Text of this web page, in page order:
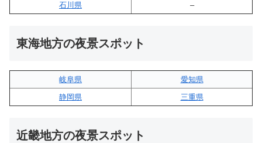
石川県
–
東海地方の夜景スポット
岐阜県
愛知県
静岡県
三重県
近畿地方の夜景スポット